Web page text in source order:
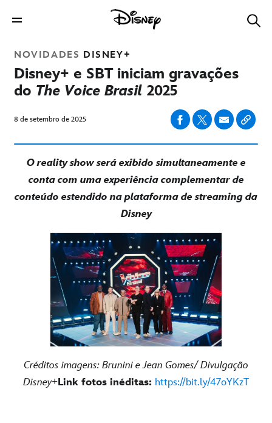
NOVIDADES DISNEY+
Disney+ e SBT iniciam gravações
do The Voice Brasil 2025
8 de setembro de 2025
O reality show será exibido simultaneamente e
conta com uma experiência complementar de
conteúdo estendido na plataforma de streaming da
Disney
Créditos imagens: Brunini e Jean Gomes/ Divulgação
Disney+Link fotos inéditas: https://bit.ly/47oYKzT